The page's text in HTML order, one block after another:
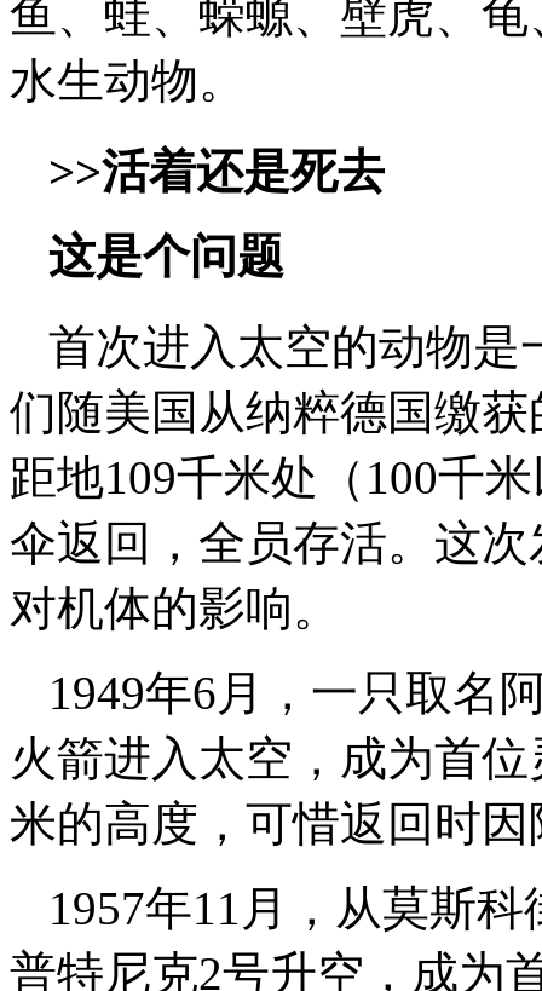
鱼、蛙、蝾螈、壁虎、
水生动物。
>>活着还是死去
这是个问题
首次进入太空的动物是
们随美国从纳粹德国缴
距地109千米处（100千
伞返回，全员存活。这
对机体的影响。
1949年6月，一只取名
火箭进入太空，成为首
米的高度，可惜返回时
1957年11月，从莫斯
普特尼克2号升空，成为